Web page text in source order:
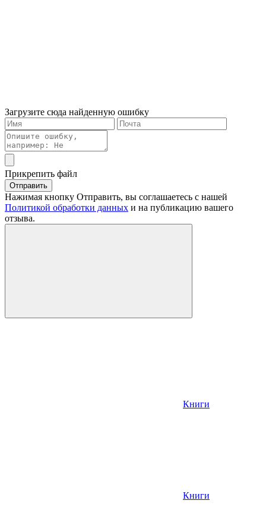
Загрузите сюда найденную ошибку
Прикрепить файл
Отправить
Нажимая кнопку Отправить, вы соглашаетесь с нашей
Политикой обработки данных и на публикацию вашего
отзыва.
Книги
Книги